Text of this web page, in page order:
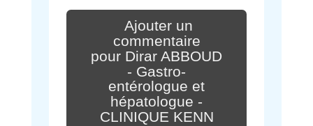
Ajouter un
commentaire
pour Dirar ABBOUD
- Gastro-
entérologue et
hépatologue -
CLINIQUE KENN